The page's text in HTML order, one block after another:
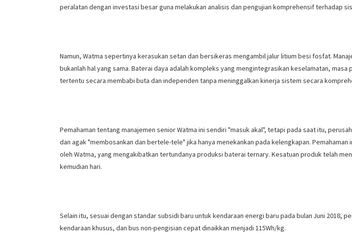
peralatan dengan investasi besar guna melakukan analisis dan pengujian komprehensif terhadap
Namun, Watma sepertinya kerasukan setan dan bersikeras mengambil jalur litium besi fosfat.
bukanlah hal yang sama. Baterai daya adalah kompleks yang mengintegrasikan keselamatan,
tertentu secara membabi buta dan independen tanpa meninggalkan kinerja sistem secara
Pemahaman tentang manajemen senior Watma ini sendiri "masuk akal", tetapi pada saat itu,
dan agak "membosankan dan bertele-tele" jika hanya menekankan pada kelengkapan.
oleh Watma, yang mengakibatkan tertundanya produksi baterai ternary. Kesatuan produk telah
kemudian hari.
Selain itu, sesuai dengan standar subsidi baru untuk kendaraan energi baru pada bulan Juni
kendaraan khusus, dan bus non-pengisian cepat dinaikkan menjadi 115Wh/kg.